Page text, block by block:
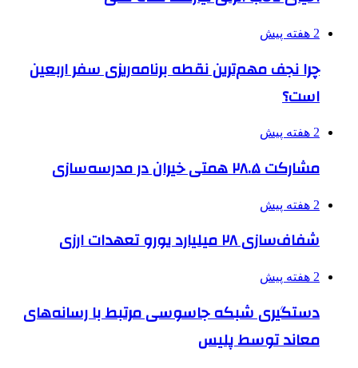
2 هفته پیش
چرا نجف مهم‌ترین نقطه برنامه‌ریزی سفر اربعین
است؟
2 هفته پیش
مشارکت ۲۸.۵ همتی خیران در مدرسه‌سازی
2 هفته پیش
شفاف‌سازی ۲۸ میلیارد یورو تعهدات ارزی
2 هفته پیش
دستگیری شبکه جاسوسی مرتبط با رسانه‌های
معاند توسط پلیس